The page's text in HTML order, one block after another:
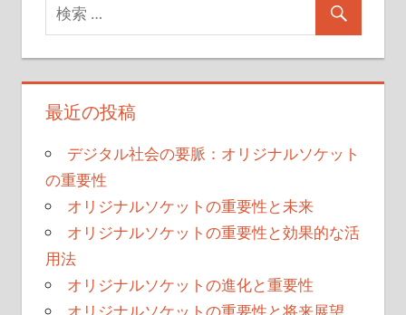
最近の投稿
デジタル社会の要脈：オリジナルソケット
の重要性
オリジナルソケットの重要性と未来
オリジナルソケットの重要性と効果的な活
用法
オリジナルソケットの進化と重要性
オリジナルソケットの重要性と将来展望